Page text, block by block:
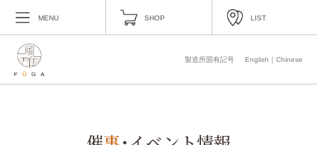
MENU SHOP LIST
English Chinese
製造所固有記号